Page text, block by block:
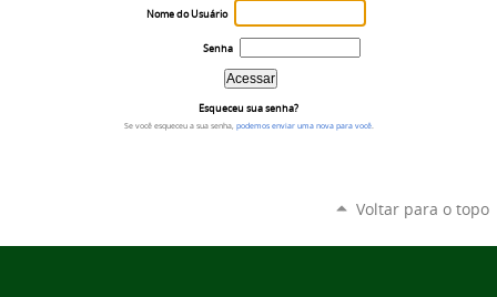
Nome do Usuário
Senha
Esqueceu sua senha?
Se você esqueceu a sua senha, podemos enviar uma nova para você.
Voltar para o topo